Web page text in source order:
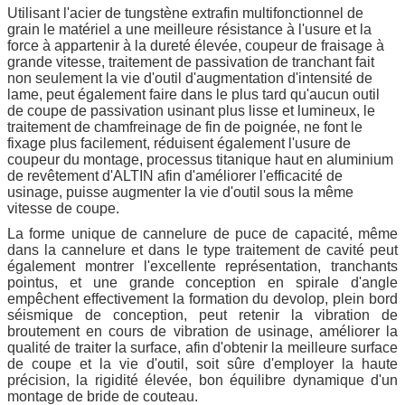
Utilisant l'acier de tungstène extrafin multifonctionnel de
grain le matériel a une meilleure résistance à l'usure et la
force à appartenir à la dureté élevée, coupeur de fraisage à
grande vitesse, traitement de passivation de tranchant fait
non seulement la vie d'outil d'augmentation d'intensité de
lame, peut également faire dans le plus tard qu'aucun outil
de coupe de passivation usinant plus lisse et lumineux, le
traitement de chamfreinage de fin de poignée, ne font le
fixage plus facilement, réduisent également l'usure de
coupeur du montage, processus titanique haut en aluminium
de revêtement d'ALTIN afin d'améliorer l'efficacité de
usinage, puisse augmenter la vie d'outil sous la même
vitesse de coupe.
La forme unique de cannelure de puce de capacité, même
dans la cannelure et dans le type traitement de cavité peut
également montrer l'excellente représentation, tranchants
pointus, et une grande conception en spirale d'angle
empêchent effectivement la formation du devolop, plein bord
séismique de conception, peut retenir la vibration de
broutement en cours de vibration de usinage, améliorer la
qualité de traiter la surface, afin d'obtenir la meilleure surface
de coupe et la vie d'outil, soit sûre d'employer la haute
précision, la rigidité élevée, bon équilibre dynamique d'un
montage de bride de couteau.